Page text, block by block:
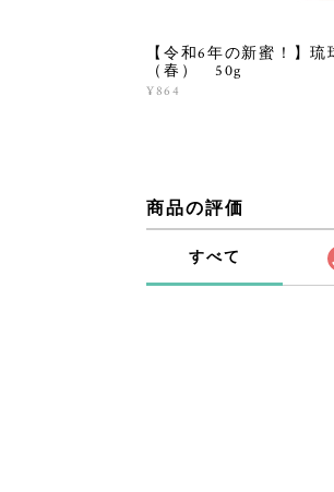
【令和6年の新蜜！】
（春） 50g
¥864
商品の評価
すべて